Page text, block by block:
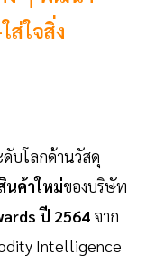
ส่ใจสิ่ง
บโลกด้านวัสดุ
นค้าใหม่ของบริษัท
ปี 2564 จาก
Intelligence